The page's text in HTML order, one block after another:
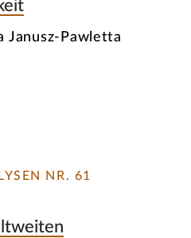
Janusz-Pawletta
NR. 61